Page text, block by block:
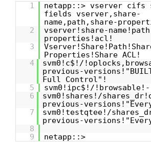
1
netapp::> vserver cifs
fields vserver,share-
name,path,share-
2
vserver!share-
properties!acl!
3
Properties!Share ACL!
4
svm0!c$!/
previous-
Full Control"!
5
svm0!ipc$!/
6
svm0!shares!/
previous-
7
svm0!testqtee!/
previous-
8
9
netapp::>